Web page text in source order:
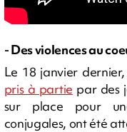
- Des violences au
Le 18 janvier
pris à partie par des
sur place pour
conjugales, ont été